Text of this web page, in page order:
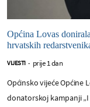
Općina Lovas
hrvatskih
VIJESTI - prije 1 dan
Općinsko vijeće Općine
donatorskoj kampanji